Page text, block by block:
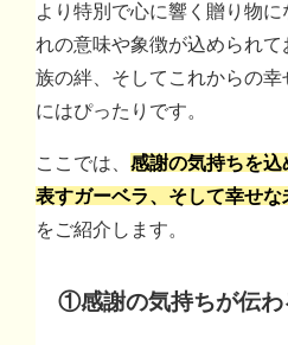
より特別で心に響く贈り物
れの意味や象徴が込められ
族の絆、そしてこれからの
にはぴったりです。
ここでは、 感謝の気持ちを
表すガーベラ、そして幸せ
をご紹介します。
①感謝の気持ちが伝わ